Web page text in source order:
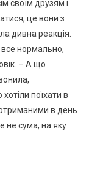
своїм друзям і
це вони з
дивна реакція.
нормально,
– А що
поїхати в
в день
не сума, на яку